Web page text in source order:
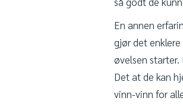
En annen
gjør det enklere
øvelsen
Det at de kan
vinn-vinn for